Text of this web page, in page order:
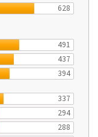
628
491
437
394
337
294
288